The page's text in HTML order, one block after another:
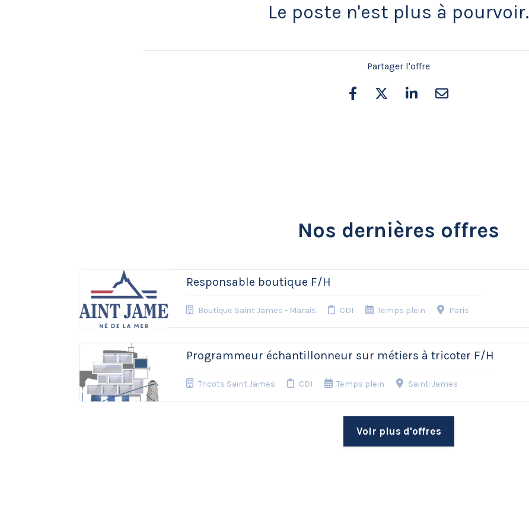
Le poste n'est plus à pourvoir.
Partager l'offre
Nos dernières offres
Responsable boutique F/H
Boutique Saint James - Marais CDI Temps plein Paris
Programmeur échantillonneur sur métiers à tricoter F/H
Tricots Saint James CDI Temps plein Saint-James
Voir plus d'offres